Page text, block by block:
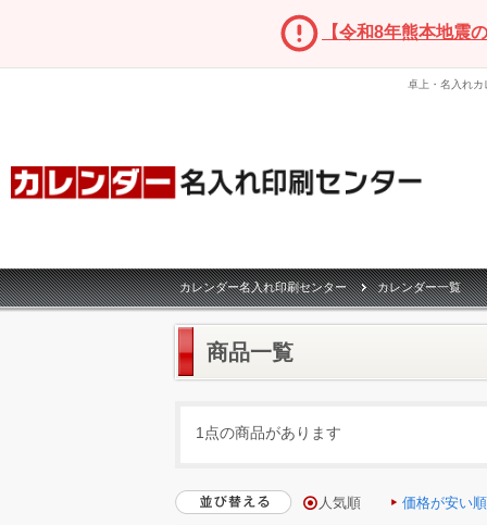
【令和8年熊本地震
卓上・名入れ
カレンダー名入れ印刷センター カレンダー一覧
商品一覧
1点の商品があります
人気順 価格が安い順